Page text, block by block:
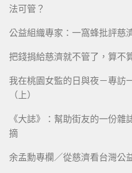
法可管？
公益組織專家：一窩蜂批評慈
把錢捐給慈濟就不管了，算不
我在桃園女監的日與夜－專訪
（上）
《大誌》：幫助街友的一份
摘
余孟勳專欄／從慈濟看台灣公